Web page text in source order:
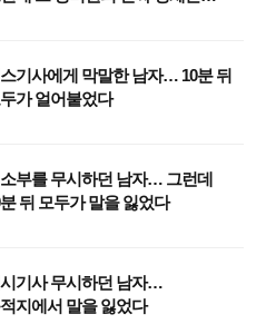
기사에게 막말한 남자… 10분 뒤
가 얼어붙었다
부를 무시하던 남자… 그런데
뒤 모두가 말을 잃었다
기사 무시하던 남자…
지에서 말을 잃었다